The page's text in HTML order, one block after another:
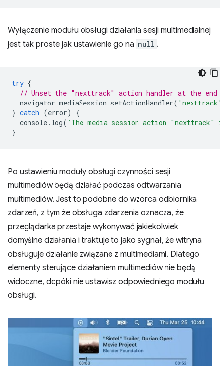
Wyłączenie modułu obsługi działania sesji multimedialnej
jest tak proste jak ustawienie go na null .
try {
// Unset the "nexttrack" action handler at the
navigator .mediaSession . setActionHandler(
} catch (error)
{
console. log( `The media session action
}
Po ustawieniu moduły obsługi czynności sesji
multimediów będą działać podczas odtwarzania
multimediów. Jest to podobne do wzorca odbiornika
zdarzeń, z tym że obsługa zdarzenia oznacza, że
przeglądarka przestaje wykonywać jakiekolwiek
domyślne działania i traktuje to jako sygnał, że witryna
obsługuje działanie związane z multimediami. Dlatego
elementy sterujące działaniem multimediów nie będą
widoczne, dopóki nie ustawisz odpowiedniego modułu
obsługi.